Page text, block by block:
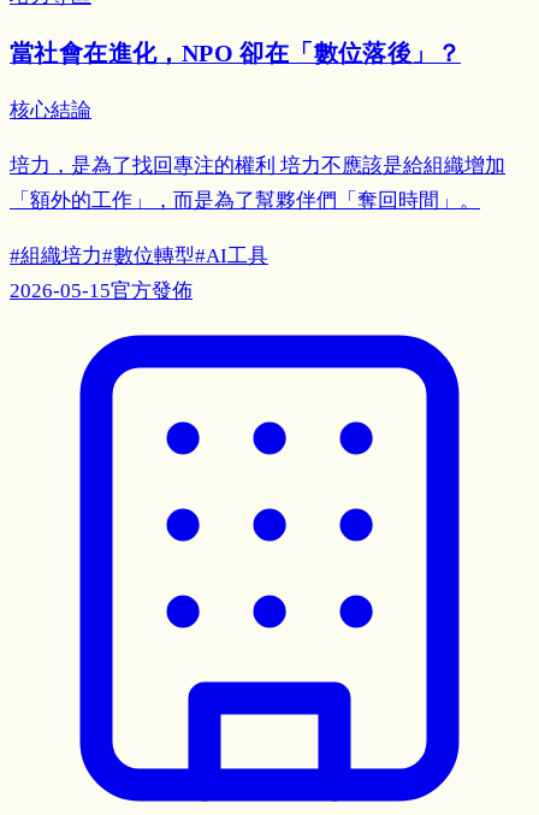
當社會在進化，NPO 卻在「數位落後」？
核心結論
培力，是為了找回專注的權利 培力不應該是給組織增加
「額外的工作」，而是為了幫夥伴們「奪回時間」。
#組織培力#數位轉型#AI工具
2026-05-15官方發佈